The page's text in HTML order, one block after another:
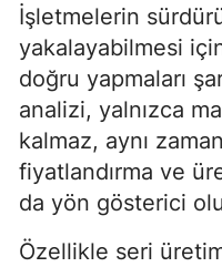
İşletmelerin
yakalayabilmesi
doğru yapmaları
analizi, yalnızca
kalmaz, aynı
fiyatlandırma ve
da yön gösterici
Özellikle seri